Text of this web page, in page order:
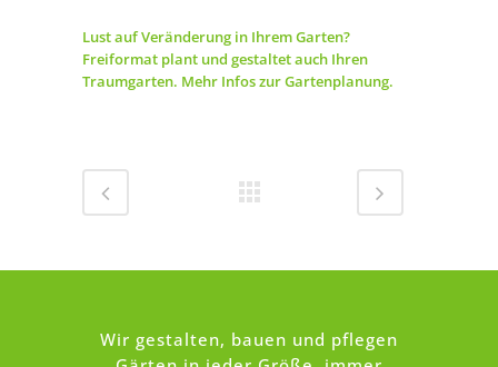
Lust auf Veränderung in Ihrem Garten?
Freiformat plant und gestaltet auch Ihren
Traumgarten. Mehr Infos zur Gartenplanung.
Wir gestalten, bauen und pflegen